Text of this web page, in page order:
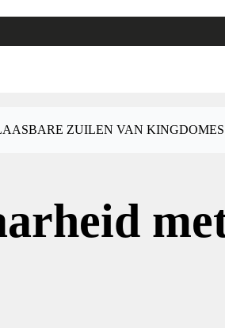
ZUILEN VAN KINGDOMES